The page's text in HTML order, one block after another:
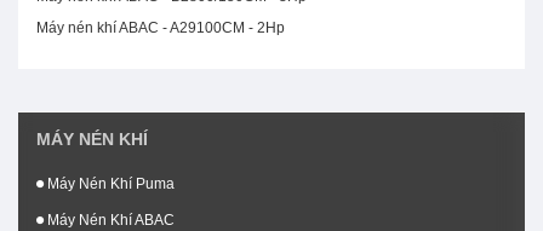
Máy nén khí ABAC - A29100CM - 2Hp
MÁY NÉN KHÍ
Máy Nén Khí Puma
Máy Nén Khí ABAC